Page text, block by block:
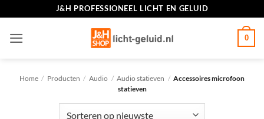
inhoud
J&H PROFESSIONEEL LICHT EN GELUID
0
Home / Producten / Audio / Audio statieven / Accessoires microfoon
statieven